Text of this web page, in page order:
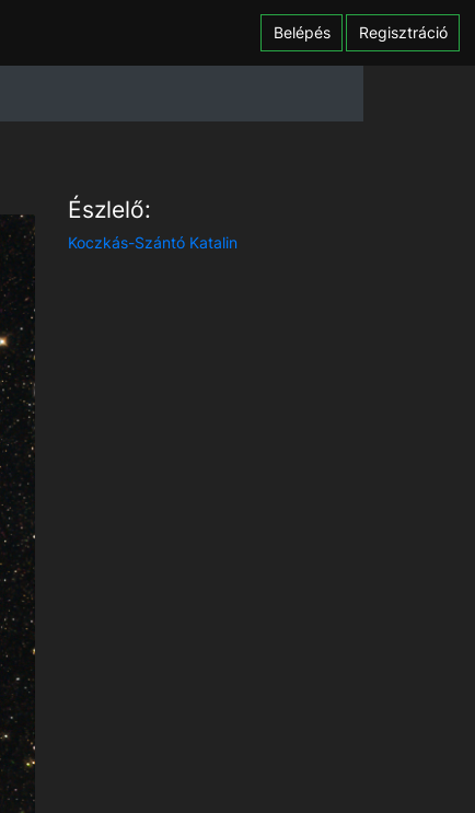
Belépés Regisztráció
Észlelő:
Koczkás-Szántó Katalin